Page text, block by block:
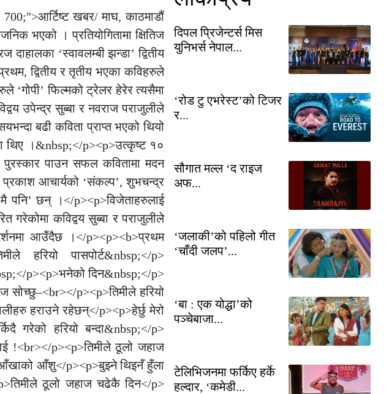
खबर/ माघ, काठमाडौं
भएको । प्रतियोगितामा क्षितिज
‘स्वावलम्बी झन्डा’ द्वितीय
द्वितीय र तृतीय भएका कविहरुले
‘गोपी’ फिल्मको ट्रेलर हेरेर त्यसैमा
उपेन्द्र सुब्बा र नवराज पराजुलीले
बढी कविता प्राप्त भएको थियो
थिए ।&nbsp;</p><p>उत्कृष्ट १०
पुरस्कार पाउन सफल कवितामा मदन
प्रकाश आचार्यको ‘संकल्प’, शुभचन्द्र
पनि’ छन् ।</p><p>विजेताहरुलाई
गरेकोमा कविद्वय सुब्बा र पराजुलीले
आउँदैछ ।</p><p><b>प्रथम
हरियो पासपोर्ट&nbsp;</p>
p><p>भनेको दिन&nbsp;</p>
p><p>तिमीले हरियो
हराउने रहेछन्</p><p>हेर्छु मेरो
गरेको हरियो बन्दा&nbsp;</p>
!<br></p><p>तिमीले ठूलो जहाज
आँखाको आँशु</p><p>बुझ्ने थिइनँ हुँला
ठूलो जहाज चढेकै दिन</p>
दिपल प्रिजेन्टर्स मिस
युनिभर्स नेपाल...
‘रोड टु एभरेस्ट’को टिजर
र...
सौगात मल्ल ‘द राइज
अफ...
‘जलाकी’को पहिलो गीत
‘चाँदी जलप’...
‘बा : एक योद्धा’को
पञ्चेबाजा...
टेलिभिजनमा फर्किए हर्के
हल्दार, ‘कमेडी...